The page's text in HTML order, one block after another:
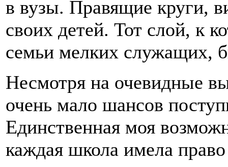
в вузы. Правящие круги,
своих детей. Тот слой, к
семьи мелких служащих,
Несмотря на очевидные
очень мало шансов
Единственная моя
каждая школа имела